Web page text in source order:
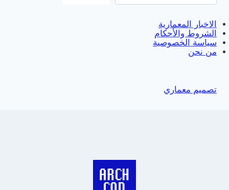
الاخبار المعمارية
الشروط والأحكام
سياسة الخصوصية
من نحن
تصميم معماري